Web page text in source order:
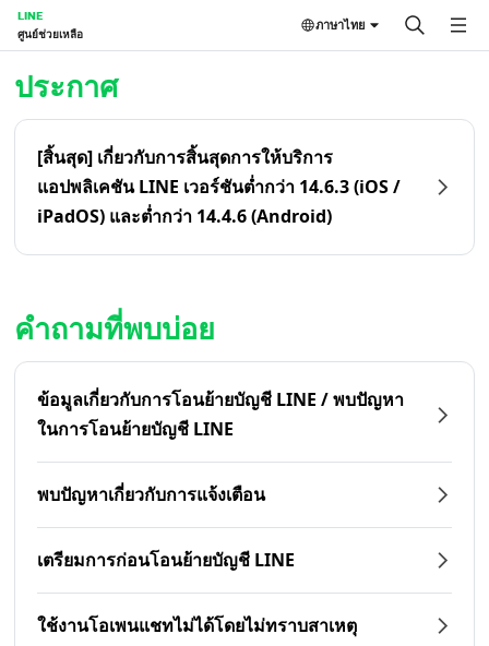
LINE
ศูนย์ช่วยเหลือ
ภาษาไทย
ประกาศ
[สิ้นสุด] เกี่ยวกับการสิ้นสุดการให้บริการ
แอปพลิเคชัน LINE เวอร์ชันต่ำกว่า 14.6.3 (iOS /
iPadOS) และต่ำกว่า 14.4.6 (Android)
คำถามที่พบบ่อย
ข้อมูลเกี่ยวกับการโอนย้ายบัญชี LINE / พบปัญหา
ในการโอนย้ายบัญชี LINE
พบปัญหาเกี่ยวกับการแจ้งเตือน
เตรียมการก่อนโอนย้ายบัญชี LINE
ใช้งานโอเพนแชทไม่ได้โดยไม่ทราบสาเหตุ